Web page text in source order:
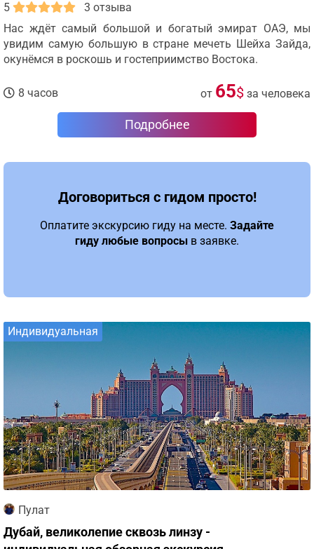
5
3 отзыва
Нас ждёт самый большой и богатый эмират ОАЭ, мы
увидим самую большую в стране мечеть Шейха Зайда,
окунёмся в роскошь и гостеприимство Востока.
8 часов от 65$ за человека
Подробнее
Договориться с гидом просто!
Оплатите экскурсию гиду на месте. Задайте
гиду любые вопросы в заявке.
Индивидуальная
Пулат
Дубай, великолепие сквозь линзу -